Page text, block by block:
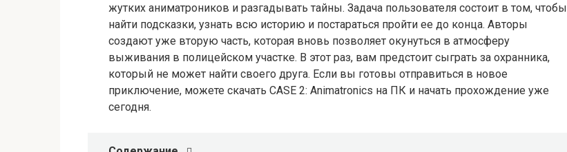
жутких аниматроников и разгадывать тайны. Задача пользователя состоит в том, чтобы
найти подсказки, узнать всю историю и постараться пройти ее до конца. Авторы
создают уже вторую часть, которая вновь позволяет окунуться в атмосферу
выживания в полицейском участке. В этот раз, вам предстоит сыграть за охранника,
который не может найти своего друга. Если вы готовы отправиться в новое
приключение, можете скачать CASE 2: Animatronics на ПК и начать прохождение уже
сегодня.